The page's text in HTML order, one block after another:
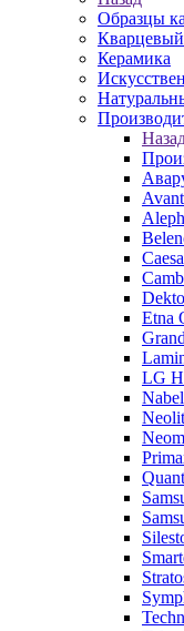
Образцы
Кварцевый
Керамика
Etna
LG
Nabel